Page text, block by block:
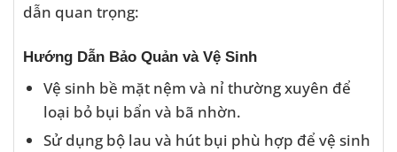
dẫn quan trọng:
Hướng Dẫn Bảo Quản và Vệ Sinh
Vệ sinh bề mặt nệm và nỉ thường xuyên để
loại bỏ bụi bẩn và bã nhờn.
Sử dụng bộ lau và hút bụi phù hợp để vệ sinh